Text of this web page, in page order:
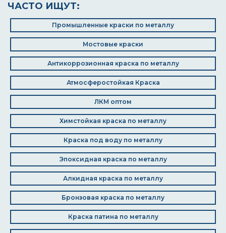
ЧАСТО ИЩУТ:
Промышленные краски по металлу
Мостовые краски
Антикоррозионная краска по металлу
Атмосферостойкая Краска
ЛКМ оптом
Химстойкая краска по металлу
Краска под воду по металлу
Эпоксидная краска по металлу
Алкидная краска по металлу
Бронзовая краска по металлу
Краска патина по металлу